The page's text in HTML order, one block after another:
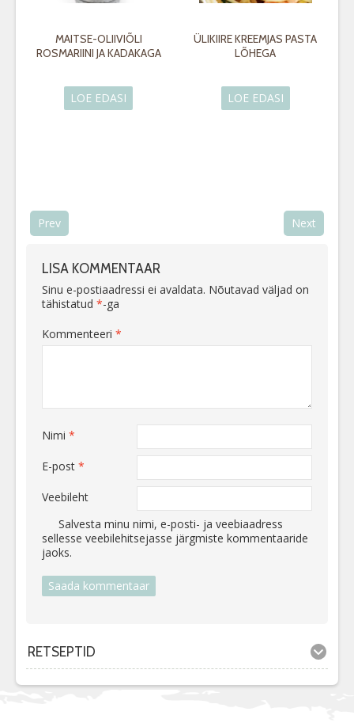
MAITSE-OLIIVIÕLI
ROSMARIINI JA KADAKAGA
LOE EDASI
ÜLIKIIRE KREEMJAS PASTA
LÕHEGA
LOE EDASI
Prev Next
LISA KOMMENTAAR
Sinu e-postiaadressi ei avaldata. Nõutavad väljad on
tähistatud *-ga
Kommenteeri *
Nimi *
E-post *
Veebileht
Salvesta minu nimi, e-posti- ja veebiaadress
sellesse veebilehitsejasse järgmiste kommentaaride
jaoks.
RETSEPTID